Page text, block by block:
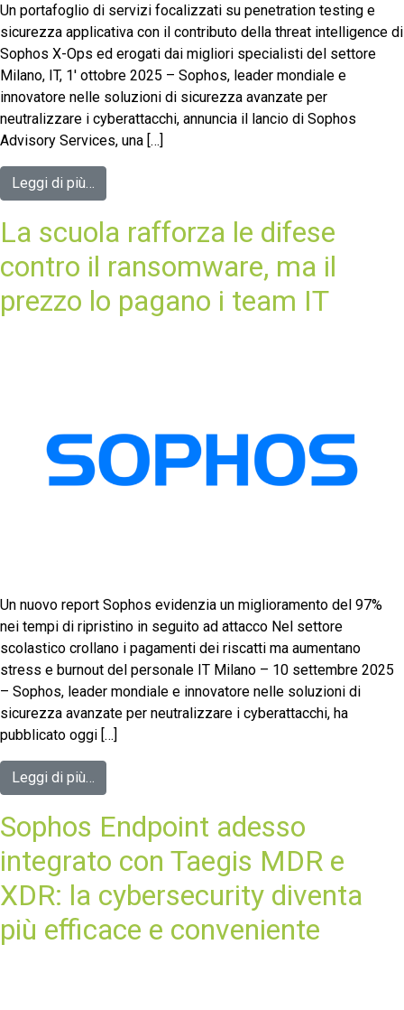
Un portafoglio di servizi focalizzati su penetration testing e
sicurezza applicativa con il contributo della threat intelligence di
Sophos X-Ops ed erogati dai migliori specialisti del settore
Milano, IT, 1′ ottobre 2025 – Sophos, leader mondiale e
innovatore nelle soluzioni di sicurezza avanzate per
neutralizzare i cyberattacchi, annuncia il lancio di Sophos
Advisory Services, una […]
Leggi di più…
La scuola rafforza le difese
contro il ransomware, ma il
prezzo lo pagano i team IT
Un nuovo report Sophos evidenzia un miglioramento del 97%
nei tempi di ripristino in seguito ad attacco Nel settore
scolastico crollano i pagamenti dei riscatti ma aumentano
stress e burnout del personale IT Milano – 10 settembre 2025
– Sophos, leader mondiale e innovatore nelle soluzioni di
sicurezza avanzate per neutralizzare i cyberattacchi, ha
pubblicato oggi […]
Leggi di più…
Sophos Endpoint adesso
integrato con Taegis MDR e
XDR: la cybersecurity diventa
più efficace e conveniente